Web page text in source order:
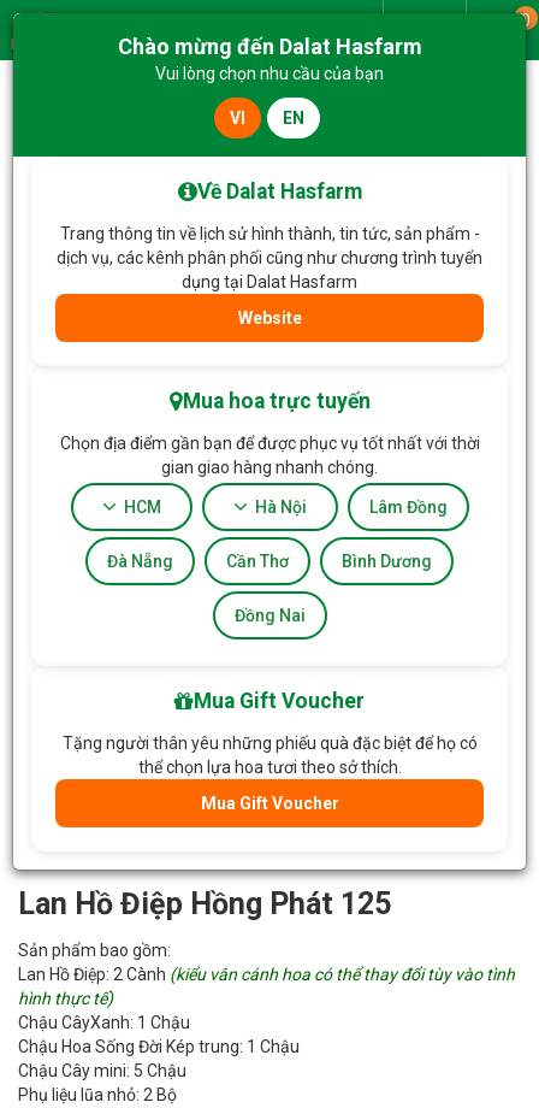
Menu
0
Lan Hồ Điệp Hồng Phát 125
Lan Hồ Điệp Hồng Phát 125
Sản phẩm bao gồm:
Lan Hồ Điệp: 2 Cành (kiểu vân cánh hoa có thể thay đổi tùy vào tình
hình thực tế)
Chậu CâyXanh: 1 Chậu
Chậu Hoa Sống Đời Kép trung: 1 Chậu
Chậu Cây mini: 5 Chậu
Phụ liệu lũa nhỏ: 2 Bộ
Chào mừng đến Dalat Hasfarm
Vui lòng chọn nhu cầu của bạn
VI EN
Về Dalat Hasfarm
Trang thông tin về lịch sử hình thành, tin tức, sản phẩm -
dịch vụ, các kênh phân phối cũng như chương trình tuyển
dụng tại Dalat Hasfarm
Website
Mua hoa trực tuyến
Chọn địa điểm gần bạn để được phục vụ tốt nhất với thời
gian giao hàng nhanh chóng.
HCM Hà Nội Lâm Đồng
Đà Nẵng Cần Thơ Bình Dương
Đồng Nai
Mua Gift Voucher
Tặng người thân yêu những phiếu quà đặc biệt để họ có
thể chọn lựa hoa tươi theo sở thích.
Mua Gift Voucher